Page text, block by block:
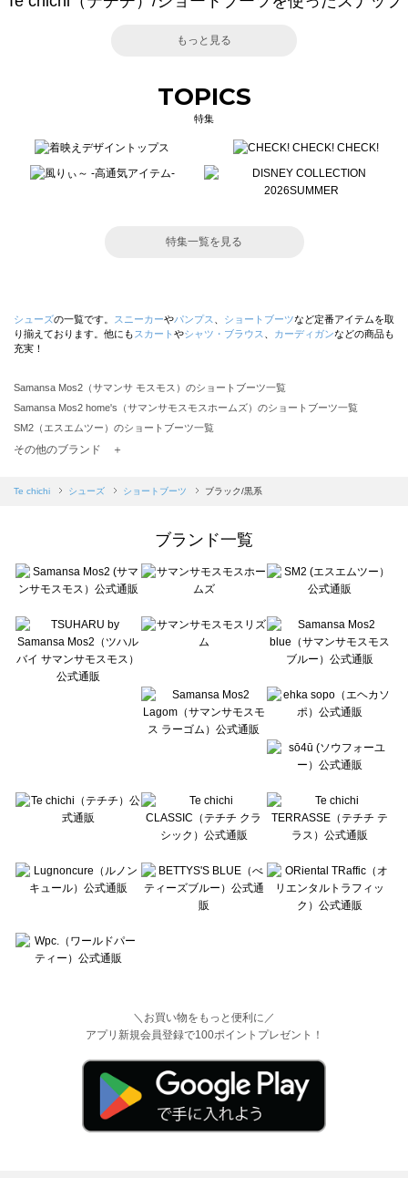
もっと見る
TOPICS
特集
特集一覧を見る
シューズの一覧です。 スニーカーやパンプス ショートブーツなど定番アイテムを取
り揃えております。他にも スカート やシャツ・ブラウス カーディガンなどの商品も
充実！
Samansa Mos2（サマンサ モスモス）のショートブーツ一覧
Samansa Mos2 home's（サマンサモスモスホームズ）のショートブーツ一覧
SM2（エスエムツー）のショートブーツ一覧
Samansa Mos2 blue（サマンサモスモス ブルー）のショートブーツ一覧
sō4ū（ソウフォーユー）のショートブーツ一覧
Te chichi（テチチ）のショートブーツ一覧
Te chichi CLASSIC（テチチ クラシック）のショートブーツ一覧
Lugnoncure（ルノンキュール）のショートブーツ一覧
BETTY'S BLUE（べティーズブルー）のショートブーツ一覧
Wpc.（ワールドパーティー）のショートブーツ一覧
その他のブランド ＋
Te chichi シューズ ショートブーツ ブラック/黒系
ブランド一覧
＼お買い物をもっと便利に／
アプリ新規会員登録で100ポイントプレゼント！